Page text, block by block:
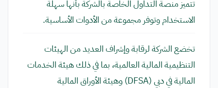
تتميز منصة التداول الخاصة بالشركة بأنها سهلة
الاستخدام وتوفر مجموعة من الأدوات الأساسية.
تخضع الشركة لرقابة وإشراف العديد من الهيئات
التنظيمية المالية العالمية، بما في ذلك هيئة الخدمات
المالية في دبي (DFSA) وهيئة الأوراق المالية